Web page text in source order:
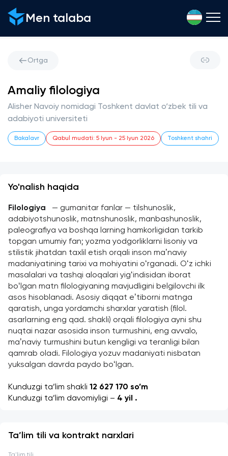
Men talaba
Ortga
Amaliy filologiya
Alisher Navoiy nomidagi Toshkent davlat o‘zbek tili va
adabiyoti universiteti
Bakalavr Qabul mudati: 5 Iyun - 25 Iyun 2026 Toshkent shahri
Yo'nalish haqida
Filologiya
— gumanitar fanlar — tilshunoslik,
adabiyotshunoslik, matnshunoslik, manbashunoslik,
paleografiya va boshqa larning hamkorligidan tarkib
topgan umumiy fan; yozma yodgorliklarni lisoniy va
stilistik jihatdan taxlil etish orqali inson maʼnaviy
madaniyatining tarixi va mohiyatini oʻrganadi. Oʻz ichki
masalalari va tashqi aloqalari yigʻindisidan iborat
boʻlgan matn filologiyaning mavjudligini belgilovchi ilk
asos hisoblanadi. Asosiy diqqat eʼtiborni matnga
qaratish, unga yordamchi sharxlar yaratish (filol.
asarlarning eng qad. shakli) orqali filologiya ayni shu
nuqtai nazar asosida inson turmushini, eng avvalo,
maʼnaviy turmushini butun kengligi va teranligi bilan
qamrab oladi. Filologiya yozuv madaniyati nisbatan
yuksalgan davrda paydo boʻlgan.
Kunduzgi ta’lim shakli 12 627 170 so’m
Kunduzgi ta’lim davomiyligi – 4 yil .
Ta’lim tili va kontrakt narxlari